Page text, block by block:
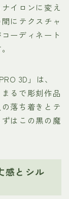
イロンに変え
にテクスチャ
ーディネート
3D」は、
るで彫刻作品
落ち着きとテ
はこの黒の魔
感とシル